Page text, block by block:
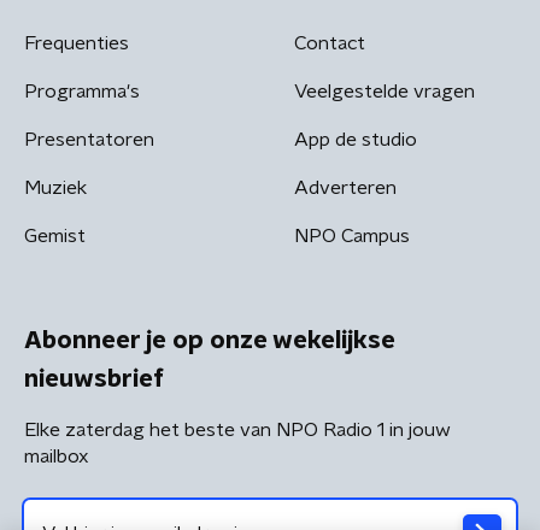
Frequenties
Programma's
Presentatoren
Muziek
Gemist
Contact
Veelgestelde vragen
App de studio
Adverteren
NPO Campus
Abonneer je op onze wekelijkse
nieuwsbrief
Elke zaterdag het beste van NPO Radio 1 in jouw
mailbox